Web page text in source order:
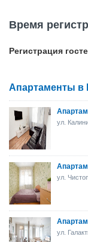
Время
Регистрация
Апартаменты в
ул.
ул.
ул.